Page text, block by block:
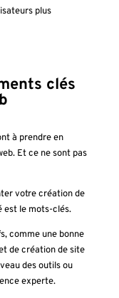
plus
clés
à prendre en
Et ce ne sont pas
votre création de
est le mots-clés.
comme une bonne
de création de site
des outils ou
experte.